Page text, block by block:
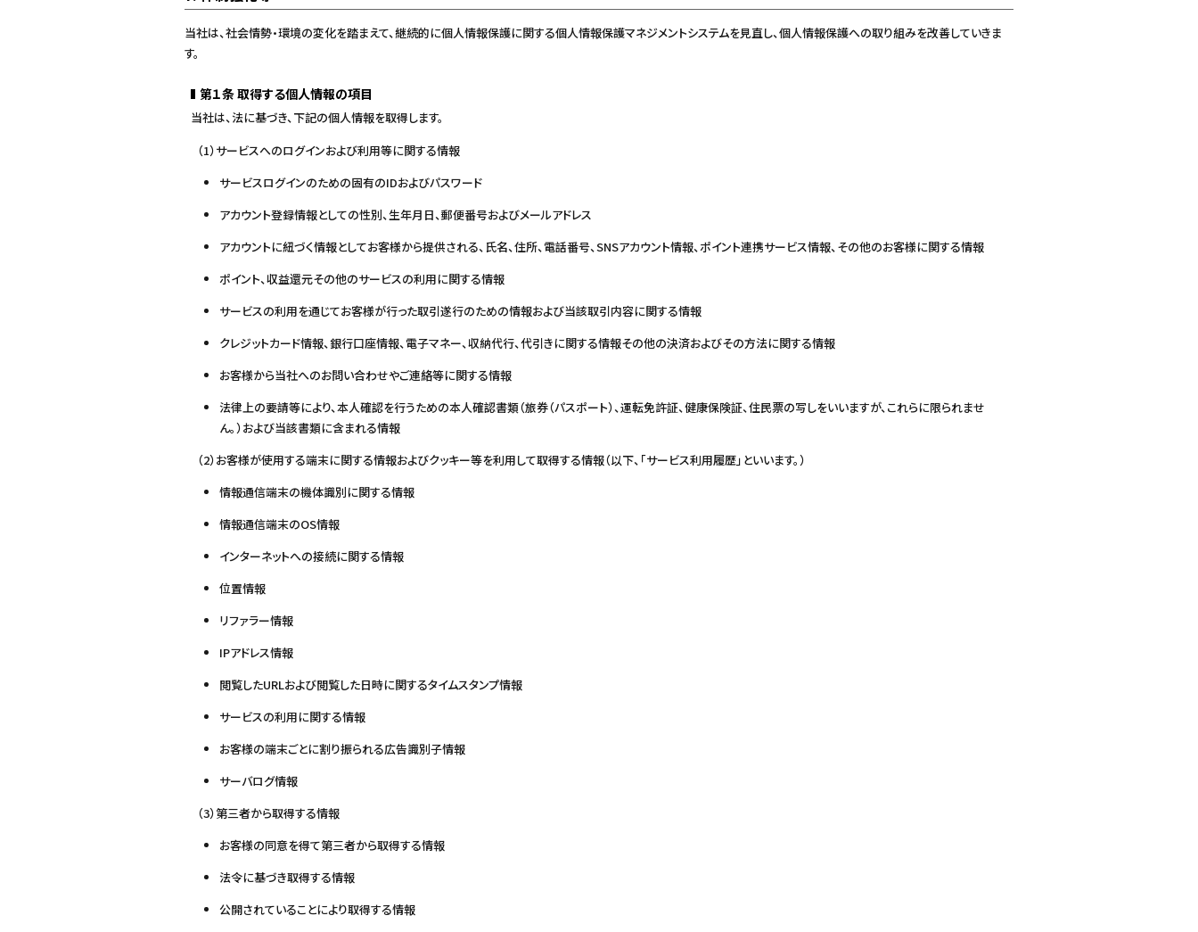
当社は、社会情勢・環境の変化を踏まえて、継続的に個人情報保護に関する個人情報保護マネジメントシステムを見直し、個人情報保護への取り組みを改善していきま
す。
第１条 取得する個人情報の項目
当社は、法に基づき、下記の個人情報を取得します。
（1）サービスへのログインおよび利用等に関する情報
サービスログインのための固有のIDおよびパスワード
アカウント登録情報としての性別、生年月日、郵便番号およびメールアドレス
アカウントに紐づく情報としてお客様から提供される、氏名、住所、電話番号、SNSアカウント情報、ポイント連携サービス情報、その他のお客様に関する情報
ポイント、収益還元その他のサービスの利用に関する情報
サービスの利用を通じてお客様が行った取引遂行のための情報および当該取引内容に関する情報
クレジットカード情報、銀行口座情報、電子マネー、収納代行、代引きに関する情報その他の決済およびその方法に関する情報
お客様から当社へのお問い合わせやご連絡等に関する情報
法律上の要請等により、本人確認を行うための本人確認書類（旅券（パスポート）、運転免許証、健康保険証、住民票の写しをいいますが、これらに限られませ
ん。）および当該書類に含まれる情報
（2）お客様が使用する端末に関する情報およびクッキー等を利用して取得する情報（以下、「サービス利用履歴」といいます。）
情報通信端末の機体識別に関する情報
情報通信端末のOS情報
インターネットへの接続に関する情報
位置情報
リファラー情報
IPアドレス情報
閲覧したURLおよび閲覧した日時に関するタイムスタンプ情報
サービスの利用に関する情報
お客様の端末ごとに割り振られる広告識別子情報
サーバログ情報
（3）第三者から取得する情報
お客様の同意を得て第三者から取得する情報
法令に基づき取得する情報
公開されていることにより取得する情報